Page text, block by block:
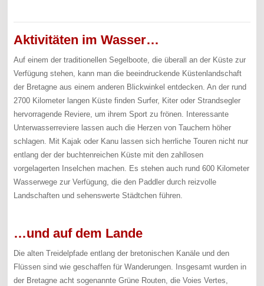
Aktivitäten im Wasser…
Auf einem der traditionellen Segelboote, die überall an der Küste zur
Verfügung stehen, kann man die beeindruckende Küstenlandschaft
der Bretagne aus einem anderen Blickwinkel entdecken. An der rund
2700 Kilometer langen Küste finden Surfer, Kiter oder Strandsegler
hervorragende Reviere, um ihrem Sport zu frönen. Interessante
Unterwasserreviere lassen auch die Herzen von Tauchern höher
schlagen. Mit Kajak oder Kanu lassen sich herrliche Touren nicht nur
entlang der der buchtenreichen Küste mit den zahllosen
vorgelagerten Inselchen machen. Es stehen auch rund 600 Kilometer
Wasserwege zur Verfügung, die den Paddler durch reizvolle
Landschaften und sehenswerte Städtchen führen.
…und auf dem Lande
Die alten Treidelpfade entlang der bretonischen Kanäle und den
Flüssen sind wie geschaffen für Wanderungen. Insgesamt wurden in
der Bretagne acht sogenannte Grüne Routen, die Voies Vertes,